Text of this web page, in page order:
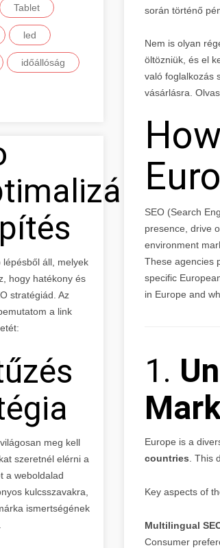
Tablet
led
időállóság
áll, melyek
hogy hatékony és
stratégiád. Az
a link
meg kell
szeretnél elérni a
a weboldalad
kulcsszavakra,
ismertségének
során történő
Nem is olyan
öltözniük, és el
való foglalkozás
vásárlásra.
SEO (Search
presence, drive
environment
These agencies
specific
in Europe and
1.
Europe is a
countries .
Key aspects of
Multilingual
Consumer